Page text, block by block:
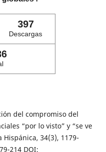
397
Descargas
del compromiso del
“por lo visto” y “se ve
Hispánica, 34(3), 1179-
214 DOI: